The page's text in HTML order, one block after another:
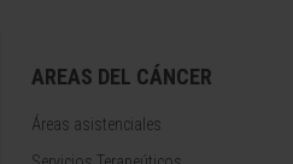
AREAS DEL CÁNCER
Áreas asistenciales